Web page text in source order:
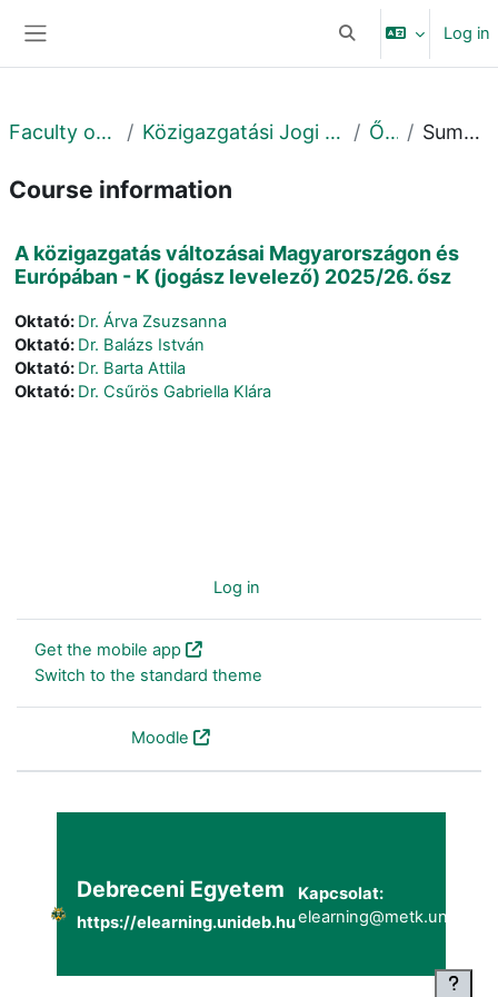
Toggle search input
Log in
Faculty of Law Közigazgatási Jogi Tanszék Őszi Summary
Course information
A közigazgatás változásai Magyarországon és
Európában - K (jogász levelező) 2025/26. ősz
Oktató: Dr. Árva Zsuzsanna
Oktató: Dr. Balázs István
Oktató: Dr. Barta Attila
Oktató: Dr. Csűrös Gabriella Klára
Log in
Get the mobile app
Switch to the standard theme
Moodle
Debreceni Egyetem
https://elearning.unideb.hu
Kapcsolat: